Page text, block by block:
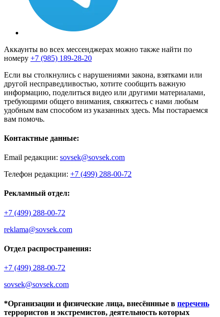
Аккаунты во всех мессенджерах можно также найти по
номеру +7 (985) 189-28-20
Если вы столкнулись с нарушениями закона, взятками или
другой несправедливостью, хотите сообщить важную
информацию, поделиться видео или другими материалами,
требующими общего внимания, свяжитесь с нами любым
удобным вам способом из указанных здесь. Мы постараемся
вам помочь.
Контактные данные:
Email редакции: sovsek@sovsek.com
Телефон редакции: +7 (499) 288-00-72
Рекламный отдел:
+7 (499) 288-00-72
reklama@sovsek.com
Отдел распространения:
+7 (499) 288-00-72
sovsek@sovsek.com
*Организации и физические лица, внесённные в перечень
террористов и экстремистов, деятельность которых